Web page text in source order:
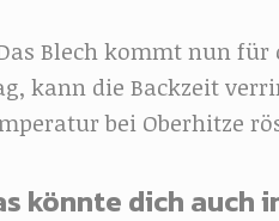
Blech kommt nun
kann die Backzeit
bei Oberhitze
könnte dich auch